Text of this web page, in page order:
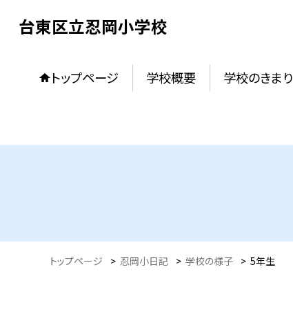
台東区立忍岡小学校
トップページ 学校概要 学校のきまり
トップページ > 忍岡小日記 > 学校の様子 > 5年生